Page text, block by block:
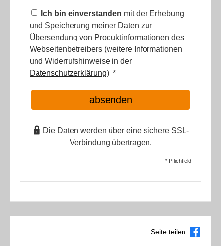
Ich bin einverstanden mit der Erhebung
und Speicherung meiner Daten zur
Übersendung von Produktinformationen des
Webseitenbetreibers (weitere Informationen
und Widerrufshinweise in der
Datenschutzerklärung). *
absenden
Die Daten werden über eine sichere SSL-
Verbindung übertragen.
* Pflichtfeld
Seite teilen: